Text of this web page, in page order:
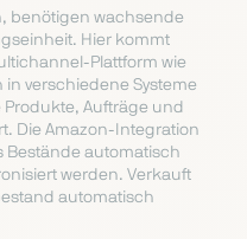
benötigen wachsende
Hier kommt
Plattform wie
in verschiedene Systeme
Aufträge und
Die Amazon-Integration
Bestände automatisch
werden. Verkauft
automatisch